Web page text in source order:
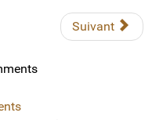
Suivant